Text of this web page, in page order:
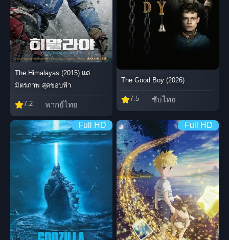
The Himalayas (2015) แด่
มิตรภาพ สุดขอบฟ้า
7.2 พากย์ไทย
The Good Boy (2026)
7.5 ซับไทย
Full HD Full HD